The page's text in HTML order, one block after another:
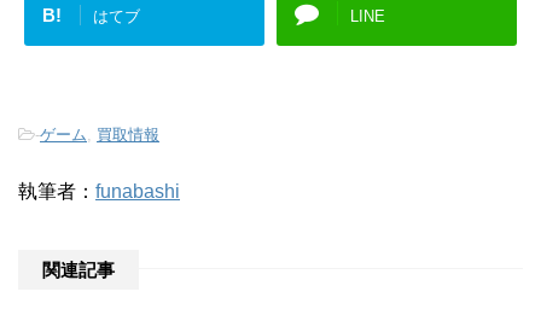
B! はてブ LINE
-ゲーム 買取情報
執筆者： funabashi
関連記事